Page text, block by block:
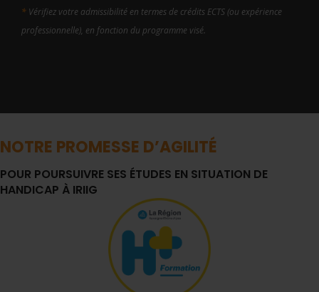
* Vérifiez votre admissibilité en termes de crédits ECTS (ou expérience
professionnelle), en fonction du programme visé.
NOTRE PROMESSE D’AGILITÉ
POUR POURSUIVRE SES ÉTUDES EN SITUATION DE
HANDICAP À IRIIG